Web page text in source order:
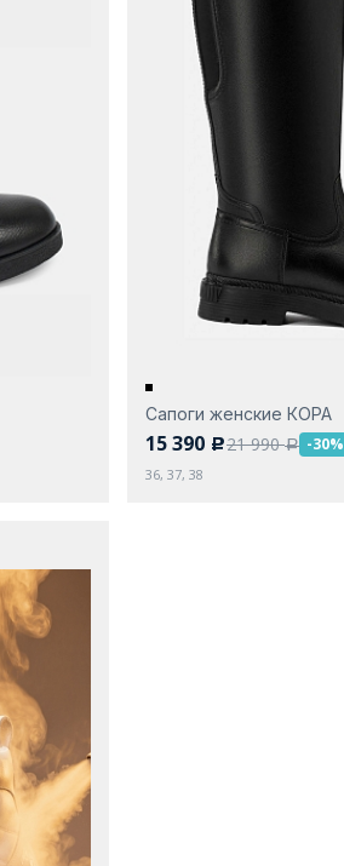
Сапоги женские КОРА
15 390 c21 990a -30%
36, 37, 38